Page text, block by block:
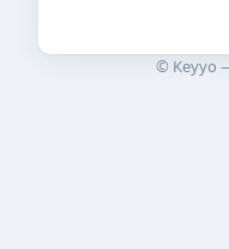
© Keyyo